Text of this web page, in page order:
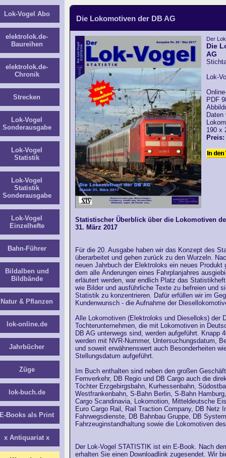
Die Lokomotiven der DB AG
Statistischer Überblick über die Lokomotiven
31. März 2017
Für die 20. Ausgabe haben wir das Konzept des
überarbeitet und gehen zurück zu den Wurzeln.
neuen Jahrbuch der Elektroloks ein neues Produkt
dem alle Änderungen eines Fahrplanjahres
erläutert werden, war endlich Platz das
wie Bilder und ausführliche Texte zu befreien und
Statistik zu konzentrieren. Dafür erfüllen wir im
Kundenwunsch - die Aufnahme der
Alle Lokomotiven (Elektroloks und Dieselloks) der
Tochterunternehmen, die mit Lokomotiven in
DB AG unterwegs sind, werden aufgeführt. Knapp
werden mit NVR-Nummer, Untersuchungsdatum,
und soweit erwähnenswert auch Besonderheiten
Stellungsdatum aufgeführt.
Im Buch enthalten sind neben den großen
Fernverkehr, DB Regio und DB Cargo auch die
Töchter Erzgebirgsbahn, Kurhessenbahn,
Westfrankenbahn, S-Bahn Berlin, S-Bahn
Cargo Scandinavia, Lokomotion, Mitteldeutsche
Euro Cargo Rail, Rail Traction Company, DB Netz
Fahrwegsdienste, DB Bahnbau Gruppe, DB
Fahrzeuginstandhaltung sowie die Lokomotiven
Der Lok-Vogel STATISTIK ist ein E-Book. Nach
erhalten Sie einen Downloadlink zugesendet. Wir
Der
Die
AG
Lok-
PDF
Daten
190 x
Lok-Vogel Abo
elektrolok.de-
Baureihen
elektrolok.de-
Chronik
Strecken
Lok-Vogel
Sonderausgabe
Lok-Vogel
Statistik
Lok-Vogel
Statistik
Sonderausgabe
Lok-Vogel
Einzelhefte
Bahn-Führer
Bildalben und
Bildbände
Natur & Pflanzen
lok-online.de
Jahrbücher
Züge
lok-buch.de
E-Books als Print
x Antiquariat x